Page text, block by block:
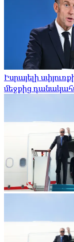
Իսրայելի
մեջքից